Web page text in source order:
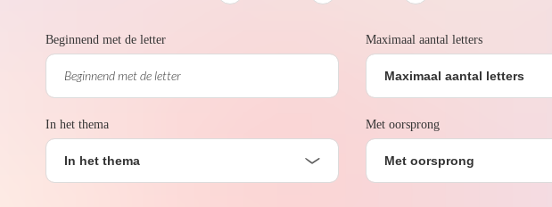
Beginnend met de letter Maximaal aantal letters
Maximaal aantal letters
In het thema
In het thema
Met oorsprong
Met oorsprong